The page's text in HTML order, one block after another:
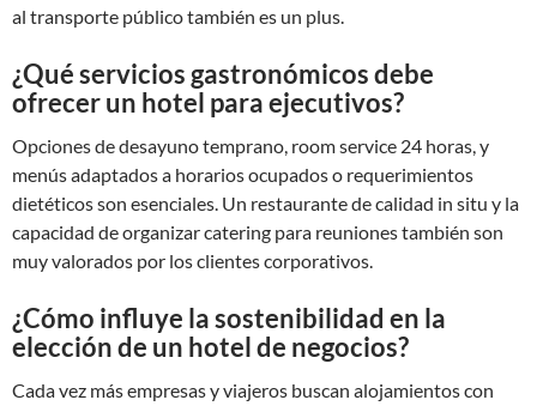
al transporte público también es un plus.
¿Qué servicios gastronómicos debe
ofrecer un hotel para ejecutivos?
Opciones de desayuno temprano, room service 24 horas, y
menús adaptados a horarios ocupados o requerimientos
dietéticos son esenciales. Un restaurante de calidad in situ y la
capacidad de organizar catering para reuniones también son
muy valorados por los clientes corporativos.
¿Cómo influye la sostenibilidad en la
elección de un hotel de negocios?
Cada vez más empresas y viajeros buscan alojamientos con